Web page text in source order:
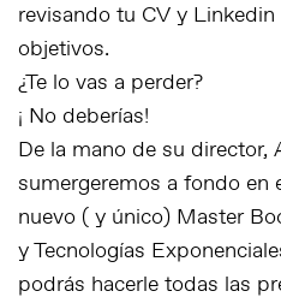
revisando tu CV y
objetivos.
¿Te lo vas a perder?
¡ No deberías!
De la mano de su director,
sumergeremos a fondo en
nuevo ( y único) Master
y Tecnologías
podrás hacerle todas las